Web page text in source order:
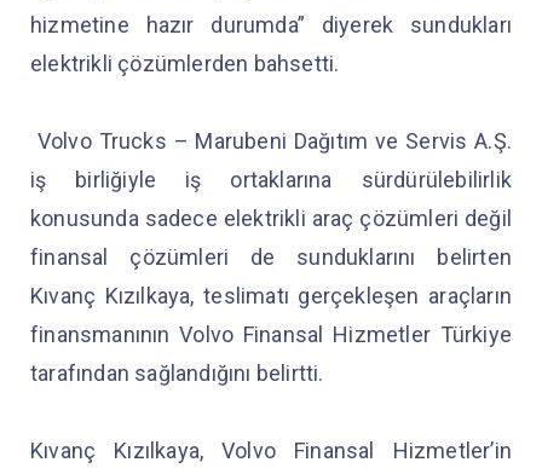
hizmetine hazır durumda” diyerek sundukları
elektrikli çözümlerden bahsetti.
Volvo Trucks – Marubeni Dağıtım ve Servis A.Ş.
iş birliğiyle iş ortaklarına sürdürülebilirlik
konusunda sadece elektrikli araç çözümleri değil
finansal çözümleri de sunduklarını belirten
Kıvanç Kızılkaya, teslimatı gerçekleşen araçların
finansmanının Volvo Finansal Hizmetler Türkiye
tarafından sağlandığını belirtti.
Kıvanç Kızılkaya, Volvo Finansal Hizmetler’in